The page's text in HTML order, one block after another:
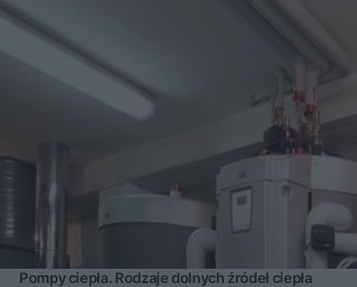
Pompy ciepła. Rodzaje dolnych źródeł ciepła